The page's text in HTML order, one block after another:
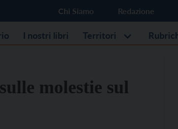
Chi Siamo Redazione
I nostri libri Territori
molestie sul